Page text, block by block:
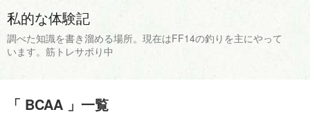
私的な体験記
調べた知識を書き溜める場所。現在はFF14の釣りを主にやって
います。筋トレサボり中
「 BCAA 」一覧